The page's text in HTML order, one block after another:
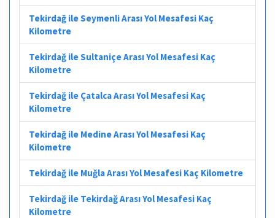
Tekirdağ ile Seymenli Arası Yol Mesafesi Kaç
Kilometre
Tekirdağ ile Sultaniçe Arası Yol Mesafesi Kaç
Kilometre
Tekirdağ ile Çatalca Arası Yol Mesafesi Kaç
Kilometre
Tekirdağ ile Medine Arası Yol Mesafesi Kaç
Kilometre
Tekirdağ ile Muğla Arası Yol Mesafesi Kaç Kilometre
Tekirdağ ile Tekirdağ Arası Yol Mesafesi Kaç
Kilometre